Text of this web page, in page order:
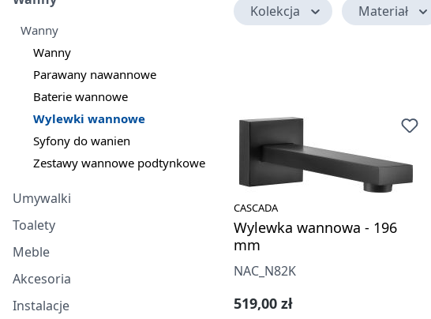
Wanny
Wanny
Parawany nawannowe
Baterie wannowe
Wylewki wannowe
Syfony do wanien
Zestawy wannowe podtynkowe
Umywalki
Toalety
Meble
Akcesoria
Instalacje
Kolekcja Materiał
CASCADA
Wylewka wannowa - 196
mm
NAC_N82K
Cena regularna:
519,00 zł